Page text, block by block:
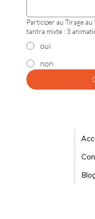
Participer au Tirage
tantra mixte : 3
oui
non